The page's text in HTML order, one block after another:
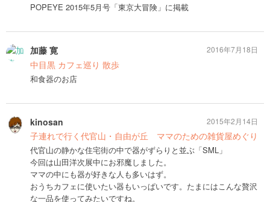
POPEYE 2015年5月号「東京大冒険」に掲載
加藤 寛
中目黒 カフェ巡り 散歩
和食器のお店
2016年7月18日
kinosan
子連れで行く代官山・自由が丘 ママのための雑貨屋めぐり
代官山の静かな住宅街の中で器がずらりと並ぶ「SML」
今回は山田洋次展中にお邪魔しました。
ママの中にも器が好きな人も多いはず。
おうちカフェに使いたい器もいっぱいです。たまにはこんな贅沢
な一品を使ってみたいですね。
2015年2月14日